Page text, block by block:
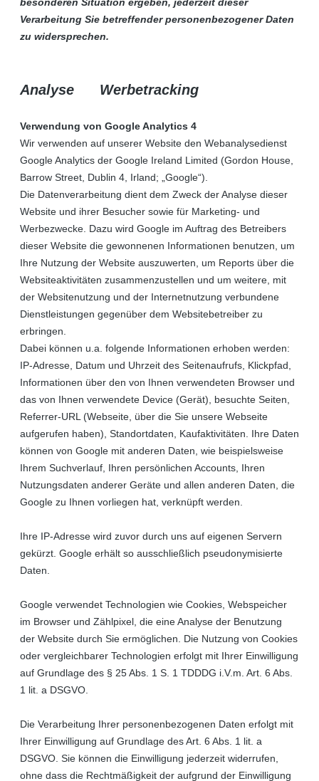
Verarbeitung Sie betreffender personenbezogener Daten
zu widersprechen.
Analyse Werbetracking
Verwendung von Google Analytics 4
Wir verwenden auf unserer Website den Webanalysedienst
Google Analytics der Google Ireland Limited (Gordon House,
Barrow Street, Dublin 4, Irland; „Google“).
Die Datenverarbeitung dient dem Zweck der Analyse dieser
Website und ihrer Besucher sowie für Marketing- und
Werbezwecke. Dazu wird Google im Auftrag des Betreibers
dieser Website die gewonnenen Informationen benutzen, um
Ihre Nutzung der Website auszuwerten, um Reports über die
Websiteaktivitäten zusammenzustellen und um weitere, mit
der Websitenutzung und der Internetnutzung verbundene
Dienstleistungen gegenüber dem Websitebetreiber zu
erbringen.
Dabei können u.a. folgende Informationen erhoben werden:
IP-Adresse, Datum und Uhrzeit des Seitenaufrufs, Klickpfad,
Informationen über den von Ihnen verwendeten Browser und
das von Ihnen verwendete Device (Gerät), besuchte Seiten,
Referrer-URL (Webseite, über die Sie unsere Webseite
aufgerufen haben), Standortdaten, Kaufaktivitäten. Ihre Daten
können von Google mit anderen Daten, wie beispielsweise
Ihrem Suchverlauf, Ihren persönlichen Accounts, Ihren
Nutzungsdaten anderer Geräte und allen anderen Daten, die
Google zu Ihnen vorliegen hat, verknüpft werden.
Ihre IP-Adresse wird zuvor durch uns auf eigenen Servern
gekürzt. Google erhält so ausschließlich pseudonymisierte
Daten.
Google verwendet Technologien wie Cookies, Webspeicher
im Browser und Zählpixel, die eine Analyse der Benutzung
der Website durch Sie ermöglichen. Die Nutzung von Cookies
oder vergleichbarer Technologien erfolgt mit Ihrer Einwilligung
auf Grundlage des § 25 Abs. 1 S. 1 TDDDG i.V.m. Art. 6 Abs.
1 lit. a DSGVO.
Die Verarbeitung Ihrer personenbezogenen Daten erfolgt mit
Ihrer Einwilligung auf Grundlage des Art. 6 Abs. 1 lit. a
DSGVO. Sie können die Einwilligung jederzeit widerrufen,
ohne dass die Rechtmäßigkeit der aufgrund der Einwilligung